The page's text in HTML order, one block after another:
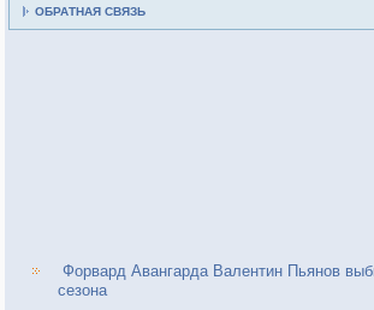
ОБРАТНАЯ СВЯЗЬ
Форвард Авангарда Валентин Пьянов
сезона